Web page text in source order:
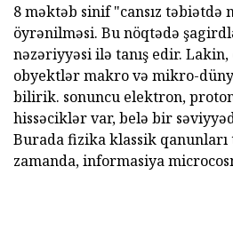
8 məktəb sinif "cansız təbiətdə
öyrənilməsi. Bu nöqtədə
nəzəriyyəsi ilə tanış edir.
obyektlər makro və mikro-
bilirik. sonuncu elektron,
hissəciklər var, belə bir
Burada fizika klassik
zamanda, informasiya